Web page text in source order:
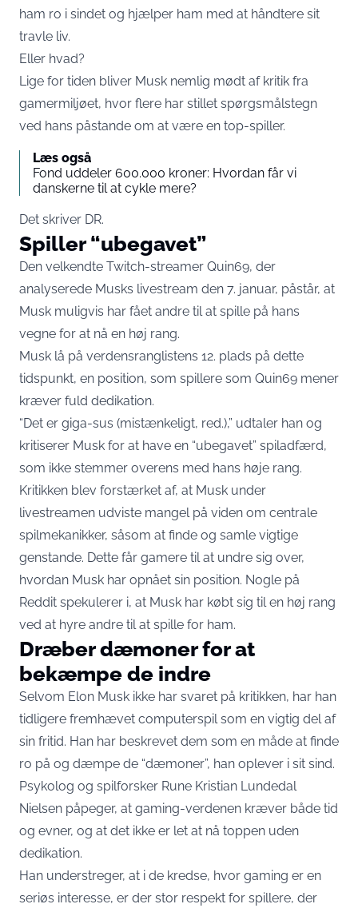
ham ro i sindet og hjælper ham med at håndtere sit
travle liv.
Eller hvad?
Lige for tiden bliver Musk nemlig mødt af kritik fra
gamermiljøet, hvor flere har stillet spørgsmålstegn
ved hans påstande om at være en top-spiller.
Læs også
Fond uddeler 600.000 kroner: Hvordan får vi
danskerne til at cykle mere?
Det skriver DR.
Spiller “ubegavet”
Den velkendte Twitch-streamer Quin69, der
analyserede Musks livestream den 7. januar, påstår, at
Musk muligvis har fået andre til at spille på hans
vegne for at nå en høj rang.
Musk lå på verdensranglistens 12. plads på dette
tidspunkt, en position, som spillere som Quin69 mener
kræver fuld dedikation.
“Det er giga-sus (mistænkeligt, red.),” udtaler han og
kritiserer Musk for at have en “ubegavet” spiladfærd,
som ikke stemmer overens med hans høje rang.
Kritikken blev forstærket af, at Musk under
livestreamen udviste mangel på viden om centrale
spilmekanikker, såsom at finde og samle vigtige
genstande. Dette får gamere til at undre sig over,
hvordan Musk har opnået sin position. Nogle på
Reddit spekulerer i, at Musk har købt sig til en høj rang
ved at hyre andre til at spille for ham.
Dræber dæmoner for at
bekæmpe de indre
Selvom Elon Musk ikke har svaret på kritikken, har han
tidligere fremhævet computerspil som en vigtig del af
sin fritid. Han har beskrevet dem som en måde at finde
ro på og dæmpe de “dæmoner”, han oplever i sit sind.
Psykolog og spilforsker Rune Kristian Lundedal
Nielsen påpeger, at gaming-verdenen kræver både tid
og evner, og at det ikke er let at nå toppen uden
dedikation.
Han understreger, at i de kredse, hvor gaming er en
seriøs interesse, er der stor respekt for spillere, der